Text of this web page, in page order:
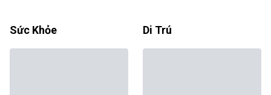
Sức Khỏe Di Trú